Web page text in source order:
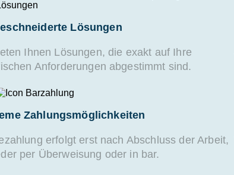
Lösungen
Ihnen Lösungen, die exakt auf Ihre
Anforderungen abgestimmt sind.
Zahlungsmöglichkeiten
erfolgt erst nach Abschluss der Arbeit,
per Überweisung oder in bar.